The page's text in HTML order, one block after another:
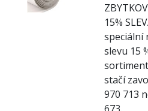
15%
speciální
slevu 15
stačí
970 713